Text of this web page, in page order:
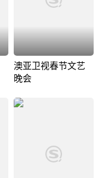
澳亚卫视春节文艺
晚会